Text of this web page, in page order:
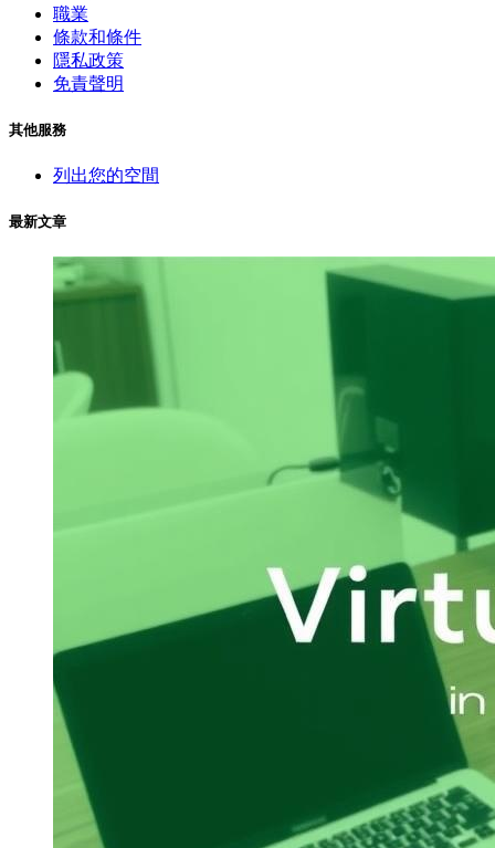
職業
條款和條件
隱私政策
免責聲明
其他服務
列出您的空間
最新文章